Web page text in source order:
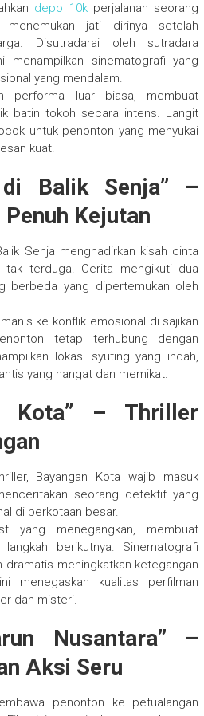
depo 10kperjalanan seorang
jati dirinya setelah
Disutradarai oleh sutradara
menampilkan sinematografi yang
yang mendalam.
performa luar biasa, membuat
batin tokoh secara intens. Langit
untuk penonton yang menyukai
kuat.
Balik Senja” –
Kejutan
Senja menghadirkan kisah cinta
terduga. Cerita mengikuti dua
berbeda yang dipertemukan oleh
ke konflik emosional di sajikan
tetap terhubung dengan
lokasi syuting yang indah,
yang hangat dan memikat.
Kota” – Thriller
Bayangan Kota wajib masuk
seorang detektif yang
di perkotaan besar.
yang menegangkan, membuat
berikutnya. Sinematografi
dramatis meningkatkan ketegangan
menegaskan kualitas perfilman
dan misteri.
Nusantara” –
Aksi Seru
penonton ke petualangan